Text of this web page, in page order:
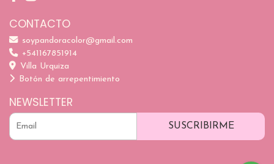
CONTACTO
soypandoracolor@gmail.com
+541167851914
Villa Urquiza
Botón de arrepentimiento
NEWSLETTER
SUSCRIBIRME